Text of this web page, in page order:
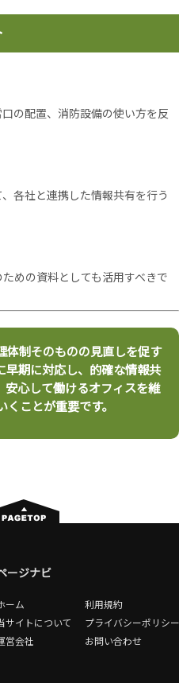
の配置、消防設備の使い方を反
各社と連携した情報共有を行う
めの資料としても活用すべきで
体制そのものの見直しを促す
早期に対応し、的確な情報共
心して働けるオフィスを維
ことが重要です。
ージナビ
ーム
利用規約
サイトについて
プライバシーポリシー
営会社
お問い合わせ